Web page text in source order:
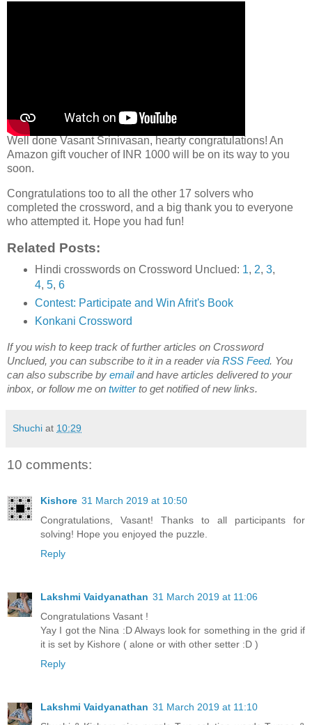
Well done Vasant Srinivasan, hearty congratulations! An
Amazon gift voucher of INR 1000 will be on its way to you
soon.
Congratulations too to all the other 17 solvers who
completed the crossword, and a big thank you to everyone
who attempted it. Hope you had fun!
Related Posts:
Hindi crosswords on Crossword Unclued: 1, 2, 3,
4, 5, 6
Contest: Participate and Win Afrit's Book
Konkani Crossword
If you wish to keep track of further articles on Crossword
Unclued, you can subscribe to it in a reader via RSS Feed. You
can also subscribe by emailand have articles delivered to your
inbox, or follow me on twitterto get notified of new links.
Shuchi at 10:29
10 comments:
Kishore 31 March 2019 at 10:50
Congratulations, Vasant! Thanks to all participants for
solving! Hope you enjoyed the puzzle.
Reply
Lakshmi Vaidyanathan 31 March 2019 at 11:06
Congratulations Vasant !
Yay I got the Nina :D Always look for something in the grid if
it is set by Kishore ( alone or with other setter :D )
Reply
Lakshmi Vaidyanathan 31 March 2019 at 11:10